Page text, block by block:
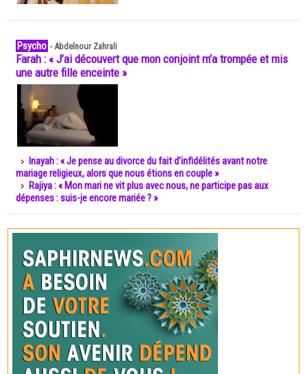
Psycho -Abdelnour Zahrali
Farah : « J’ai découvert que mon conjoint m’a trompée et mis
une autre fille enceinte »
Inayah : « Je pense au divorce du fait d’infidélités avant notre
mariage religieux, alors que nous étions en couple »
Rajiya : « Mon mari ne vit plus avec nous, ne participe pas aux
dépenses : suis-je encore mariée ? »